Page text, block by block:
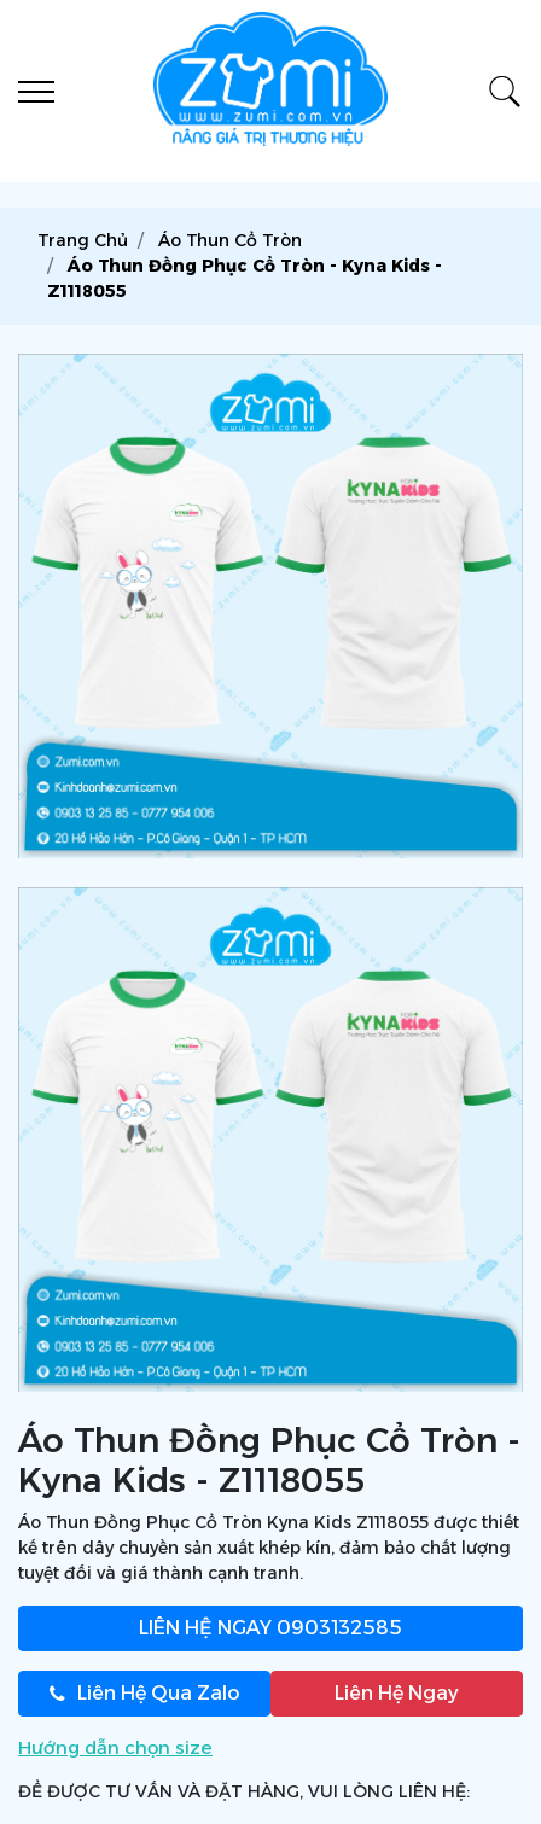
Trang Chủ
Áo Thun Cổ Tròn
Áo Thun Đồng Phục Cổ Tròn - Kyna Kids -
Z1118055
Áo Thun Đồng Phục Cổ Tròn -
Kyna Kids - Z1118055
Áo Thun Đồng Phục Cổ Tròn Kyna Kids Z1118055 được thiết
kế trên dây chuyền sản xuất khép kín, đảm bảo chất lượng
tuyệt đối và giá thành cạnh tranh.
LIÊN HỆ NGAY 0903132585
Liên Hệ Qua Zalo Liên Hệ Ngay
Hướng dẫn chọn size
ĐỂ ĐƯỢC TƯ VẤN VÀ ĐẶT HÀNG, VUI LÒNG LIÊN HỆ: